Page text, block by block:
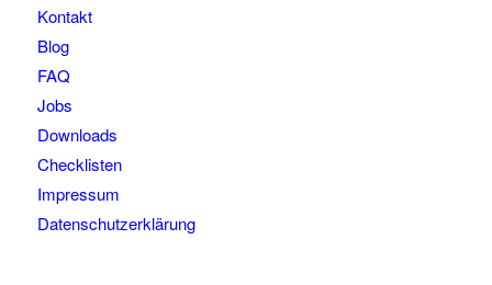
Kontakt
Blog
FAQ
Jobs
Downloads
Checklisten
Impressum
Datenschutzerklärung